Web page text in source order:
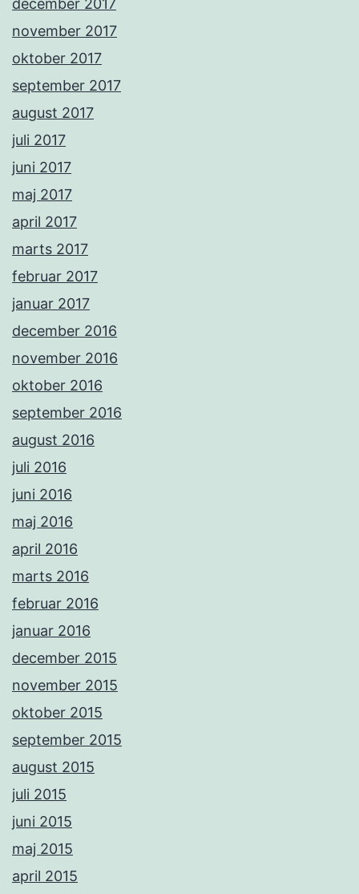
december 2017
november 2017
oktober 2017
september 2017
august 2017
juli 2017
juni 2017
maj 2017
april 2017
marts 2017
februar 2017
januar 2017
december 2016
november 2016
oktober 2016
september 2016
august 2016
juli 2016
juni 2016
maj 2016
april 2016
marts 2016
februar 2016
januar 2016
december 2015
november 2015
oktober 2015
september 2015
august 2015
juli 2015
juni 2015
maj 2015
april 2015